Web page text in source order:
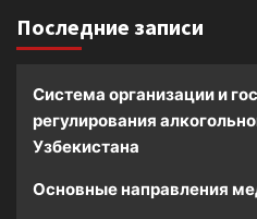
Последние записи
Система организации и
регулирования
Узбекистана
Основные направления